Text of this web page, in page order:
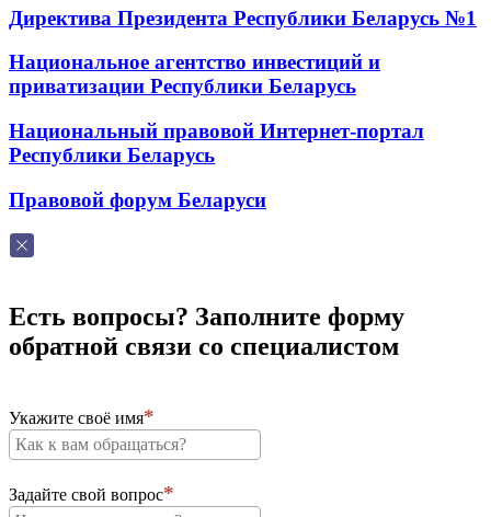
Директива Президента Республики Беларусь №1
Национальное агентство инвестиций и
приватизации Республики Беларусь
Национальный правовой Интернет-портал
Республики Беларусь
Правовой форум Беларуси
Есть вопросы? Заполните форму
обратной связи со специалистом
Укажите своё имя
Задайте свой вопрос